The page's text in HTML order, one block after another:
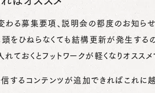
わる募集要項、説明会の都度のお知ら
頭をひねらなくても結構更新が発生するの
ておくとフットワークが軽くなりオススメ
するコンテンツが追加できればこれに越